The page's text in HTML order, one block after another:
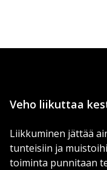
Veho liikuttaa
Liikkuminen jättää
tunteisiin ja
toiminta punnitaan